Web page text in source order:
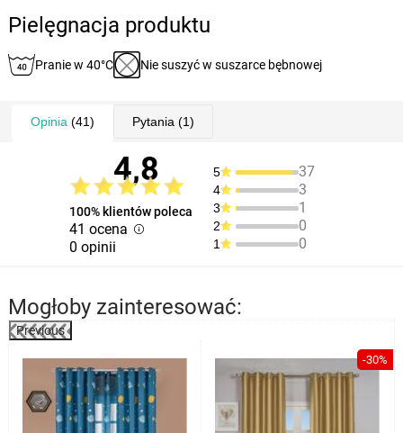
Pielęgnacja produktu
Pranie w 40°C Nie suszyć w suszarce bębnowej
Opinia (41) Pytania (1)
4,8
100% klientów poleca
41 ocena
0 opinii
5 37
4 3
3 1
2 0
1 0
Mogłoby zainteresować:
Previous
-30%